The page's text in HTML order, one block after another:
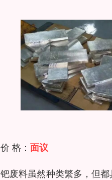
价 格： 面议
钯废料虽然种类繁多，但